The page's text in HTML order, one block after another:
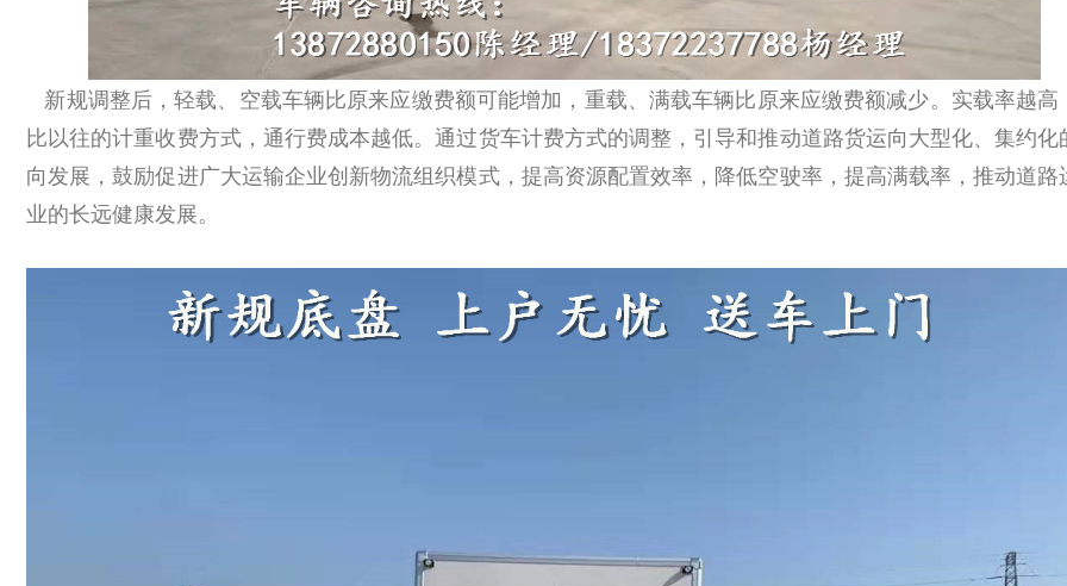
新规调整后，轻载、空载车辆比原来应缴费额可能增加，重载、满载车辆比原来应缴费额减少。实载率越高
比以往的计重收费方式，通行费成本越低。通过货车计费方式的调整，引导和推动道路货运向大型化、集约化
向发展，鼓励促进广大运输企业创新物流组织模式，提高资源配置效率，降低空驶率，提高满载率，推动道路
业的长远健康发展。